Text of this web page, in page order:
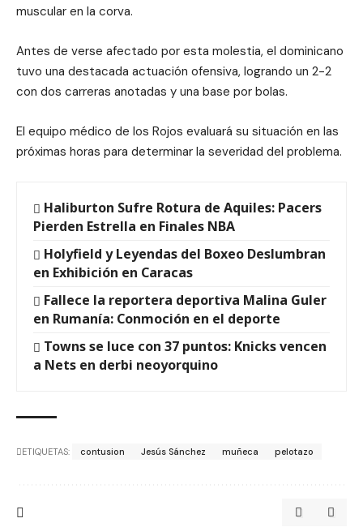
muscular en la corva.
Antes de verse afectado por esta molestia, el dominicano
tuvo una destacada actuación ofensiva, logrando un 2-2
con dos carreras anotadas y una base por bolas.
El equipo médico de los Rojos evaluará su situación en las
próximas horas para determinar la severidad del problema.
Haliburton Sufre Rotura de Aquiles: Pacers
Pierden Estrella en Finales NBA
Holyfield y Leyendas del Boxeo Deslumbran
en Exhibición en Caracas
Fallece la reportera deportiva Malina Guler
en Rumanía: Conmoción en el deporte
Towns se luce con 37 puntos: Knicks vencen
a Nets en derbi neoyorquino
ETIQUETAS: contusion Jesús Sánchez muñeca pelotazo